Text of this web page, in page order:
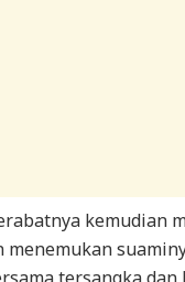
kemudian